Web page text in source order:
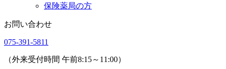
保険薬局の方
お問い合わせ
075-391-5811
（外来受付時間 午前8:15～11:00）